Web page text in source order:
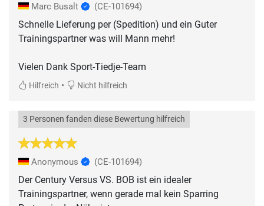
Marc Busalt (CE-101694)
Schnelle Lieferung per (Spedition) und ein Guter
Trainingspartner was will Mann mehr!
Hilfreich • Nicht hilfreich
3 Personen fanden diese Bewertung hilfreich
Anonymous (CE-101694)
Der Century Versus VS. BOB ist ein idealer
Trainingspartner, wenn gerade mal kein Sparring